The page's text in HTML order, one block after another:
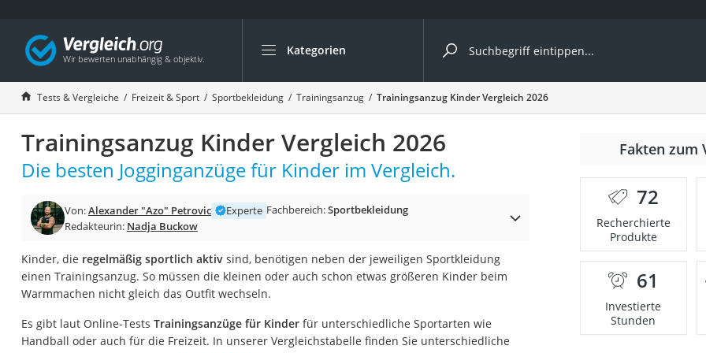
Kategorien
Die beliebtesten Vergleiche nach Kategorie
Freizeit & Sport
Gartentrampolin
Trampolin
Metalldetektor
Trampolin 366 cm
Aluminium-Koffer
Futterboot
E-Bike-Dreirad
Tests & Vergleiche Freizeit & Sport Sportbekleidung Trainingsanzug Trainingsanzug Kinder Vergleich 2026
Trainingsanzug Kinder Vergleich 2026
Die besten Jogginganzüge für Kinder im Vergleich.
Von:Alexander "Azo" Petrovic Experte Fachbereich:Sportbekleidung
Redakteurin: Nadja Buckow
Kinder, die regelmäßig sportlich aktivsind, benötigen neben der jeweiligen Sportkleidung
einen Trainingsanzug. So müssen die kleinen oder auch schon etwas größeren Kinder beim
Warmmachen nicht gleich das Outfit wechseln.
Es gibt laut Online-Tests Trainingsanzüge für Kinderfür unterschiedliche Sportarten wie
Handball oder auch für die Freizeit. In unserer Vergleichstabelle finden Sie unterschiedliche
Fakten zum
72
Recherchierte
Produkte
61
Investierte
Stunden